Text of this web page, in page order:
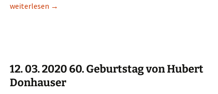
18. 06. 2020 Gratulation zur Hochzeit von Hubert und Heidi
weiterlesen →
12. 03. 2020 60. Geburtstag von Hubert
Donhauser